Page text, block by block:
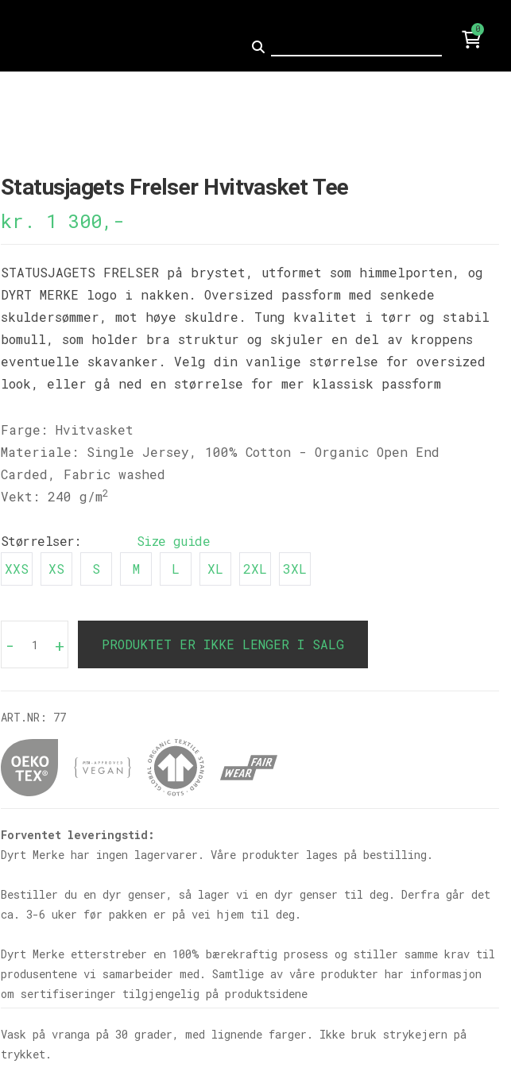
0
Statusjagets Frelser Hvitvasket Tee
kr. 1 300,-
STATUSJAGETS FRELSER på brystet, utformet som himmelporten, og
DYRT MERKE logo i nakken. Oversized passform med senkede
skuldersømmer, mot høye skuldre. Tung kvalitet i tørr og stabil
bomull, som holder bra struktur og skjuler en del av kroppens
eventuelle skavanker. Velg din vanlige størrelse for oversized
look, eller gå ned en størrelse for mer klassisk passform
Farge: Hvitvasket
Materiale: Single Jersey, 100% Cotton - Organic Open End
Carded, Fabric washed
Vekt: 240 g/m2
Størrelser:
Size guide
XXS
XS S M L XL 2XL 3XL
+
- PRODUKTET ER IKKE LENGER I SALG
ART.NR: 77
Forventet leveringstid:
Dyrt Merke har ingen lagervarer. Våre produkter lages på bestilling.
Bestiller du en dyr genser, så lager vi en dyr genser til deg. Derfra går det
ca. 3-6 uker før pakken er på vei hjem til deg.
Dyrt Merke etterstreber en 100% bærekraftig prosess og stiller samme krav til
produsentene vi samarbeider med. Samtlige av våre produkter har informasjon
om sertifiseringer tilgjengelig på produktsidene
Vask på vranga på 30 grader, med lignende farger. Ikke bruk strykejern på
trykket.